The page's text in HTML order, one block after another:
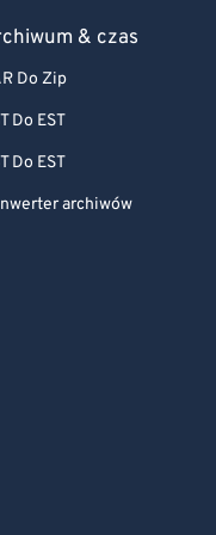
& czas
Do Zip
Do EST
Do EST
archiwów